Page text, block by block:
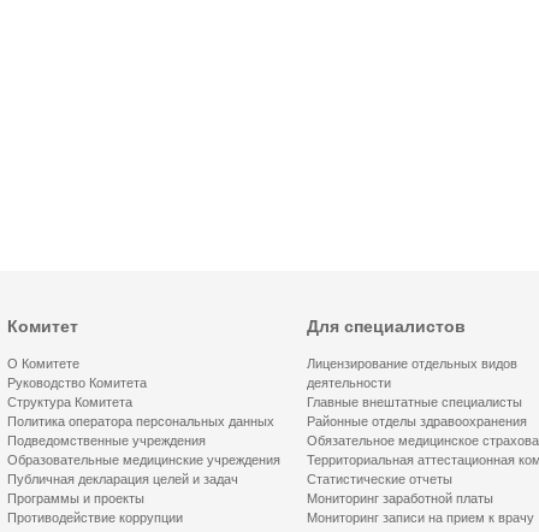
Комитет
О Комитете
Руководство Комитета
Структура Комитета
Политика оператора персональных данных
Подведомственные учреждения
Образовательные медицинские учреждения
Публичная декларация целей и задач
Программы и проекты
Противодействие коррупции
Для специалистов
Лицензирование отдельных видов
деятельности
Главные внештатные специалисты
Районные отделы здравоохранения
Обязательное медицинское
Территориальная аттестационная
Статистические отчеты
Мониторинг заработной платы
Мониторинг записи на прием к врачу